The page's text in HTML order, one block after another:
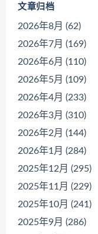
文章归档
2026年8月 (62)
2026年7月 (169)
2026年6月 (110)
2026年5月 (109)
2026年4月 (233)
2026年3月 (310)
2026年2月 (144)
2026年1月 (284)
2025年12月 (295)
2025年11月 (229)
2025年10月 (241)
2025年9月 (286)